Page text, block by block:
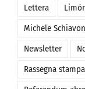
Juana Pirola
Lettera
Michele
Newsletter